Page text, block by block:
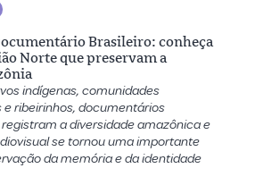
Brasileiro: conheça
Norte que preservam a
indígenas, comunidades
ribeirinhos, documentários
a diversidade amazônica e
se tornou uma importante
da memória e da identidade